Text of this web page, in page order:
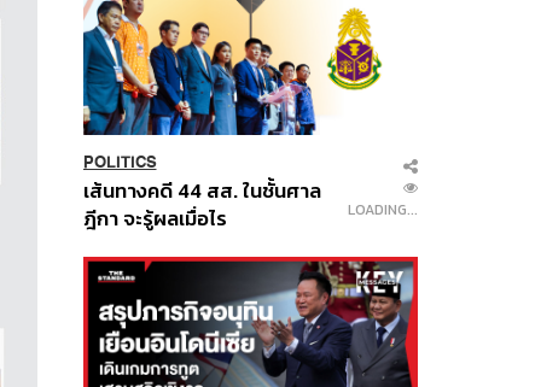
POLITICS
เส้นทางคดี 44 สส. ในชั้นศาล
ฎีกา จะรู้ผลเมื่อไร
LOADING...